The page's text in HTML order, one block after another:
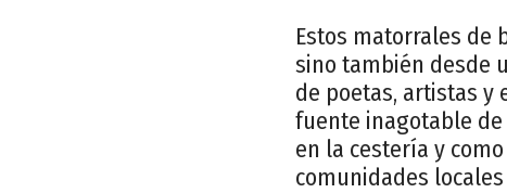
Estos matorrales de
sino también desde
de poetas, artistas y
fuente inagotable
en la cestería y
comunidades